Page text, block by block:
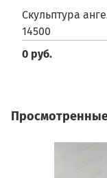
Скульптура
14500
0 руб.